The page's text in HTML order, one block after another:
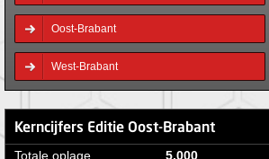
Oost-Brabant
West-Brabant
Kerncijfers Editie Oost-Brabant
Totale oplage
5.000